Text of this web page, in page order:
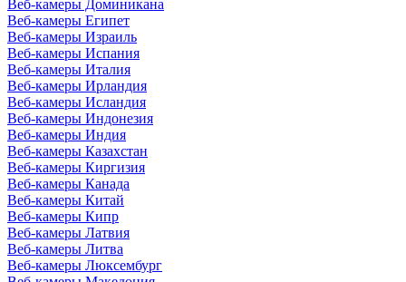
Веб-камеры Доминикана
Веб-камеры Египет
Веб-камеры Израиль
Веб-камеры Испания
Веб-камеры Италия
Веб-камеры Ирландия
Веб-камеры Исландия
Веб-камеры Индонезия
Веб-камеры Индия
Веб-камеры Казахстан
Веб-камеры Киргизия
Веб-камеры Канада
Веб-камеры Китай
Веб-камеры Кипр
Веб-камеры Латвия
Веб-камеры Литва
Веб-камеры Люксембург